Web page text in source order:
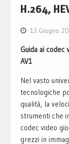
H.264,
13 Giugno
Guida ai codec
AV1
Nel vasto
tecnologiche
qualità, la
strumenti che
codec video
grezzi in